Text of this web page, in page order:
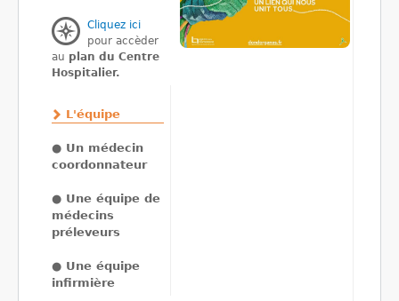
Cliquez ici
pour accèder
au plan du Centre
Hospitalier.
L'équipe
● Un médecin
coordonnateur
● Une équipe de
médecins
préleveurs
● Une équipe
infirmière